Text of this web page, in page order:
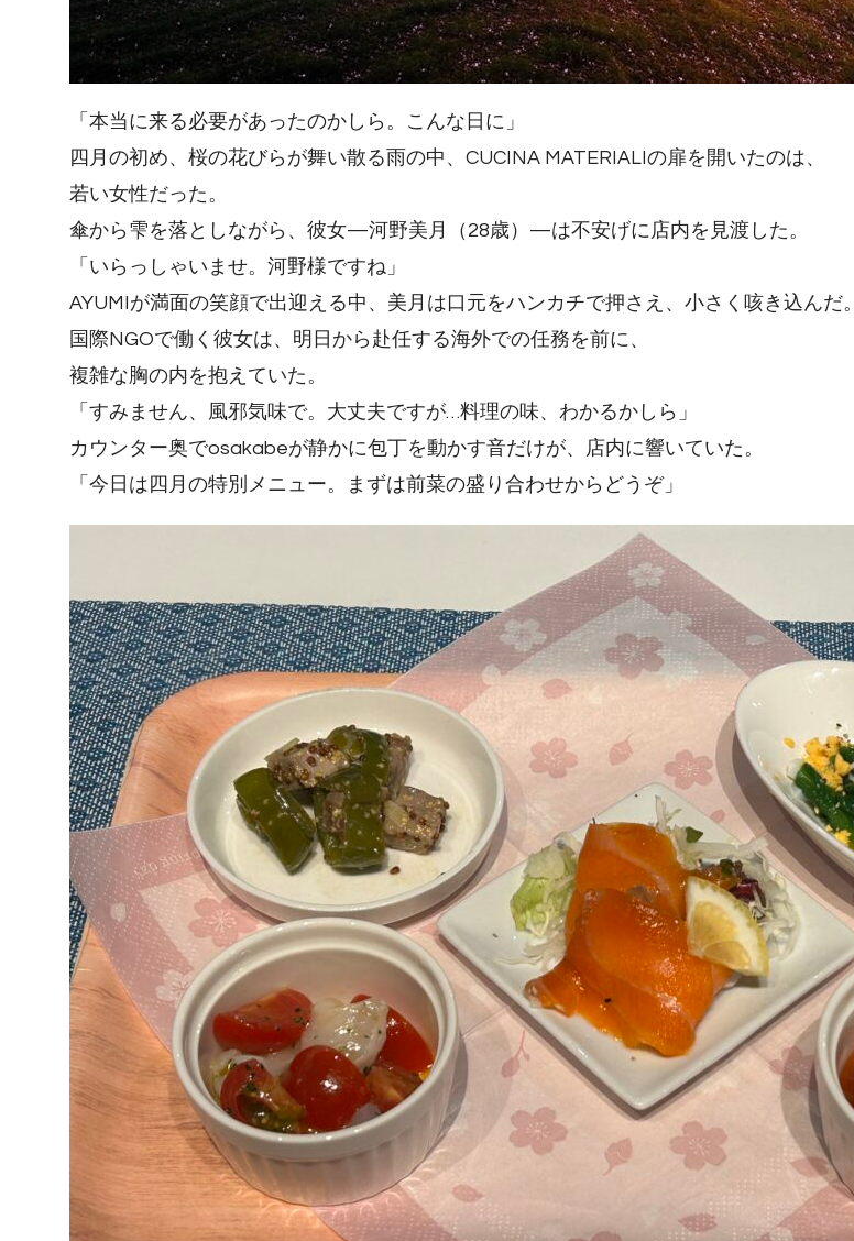
「本当に来る必要があったのかしら。こんな日に」
四月の初め、桜の花びらが舞い散る雨の中、CUCINA MATERIALIの扉を開いたのは、
若い女性だった。
傘から雫を落としながら、彼女—河野美月（28歳）—は不安げに店内を見渡した。
「いらっしゃいませ。河野様ですね」
AYUMIが満面の笑顔で出迎える中、美月は口元をハンカチで押さえ、小さく咳き込んだ。
国際NGOで働く彼女は、明日から赴任する海外での任務を前に、
複雑な胸の内を抱えていた。
「すみません、風邪気味で。大丈夫ですが…料理の味、わかるかしら」
カウンター奥でosakabeが静かに包丁を動かす音だけが、店内に響いていた。
「今日は四月の特別メニュー。まずは前菜の盛り合わせからどうぞ」